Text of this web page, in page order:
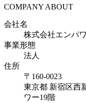
COMPANY ABOUT
会社名
株式会社エンパ
事業形態
法人
住所
〒 160-0023
東京都 新宿区西
ワー19階